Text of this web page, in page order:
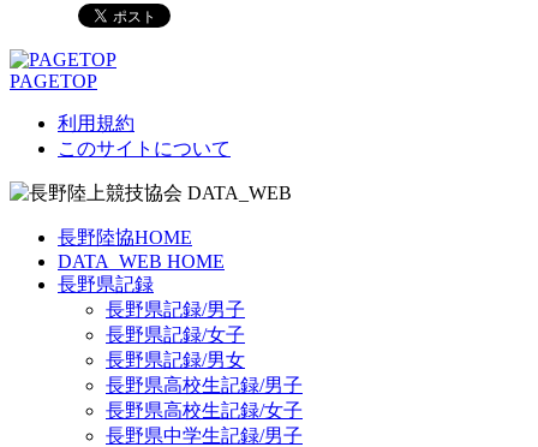
PAGETOP
利用規約
このサイトについて
長野陸協HOME
DATA_WEB HOME
長野県記録
長野県記録/男子
長野県記録/女子
長野県記録/男女
長野県高校生記録/男子
長野県高校生記録/女子
長野県中学生記録/男子